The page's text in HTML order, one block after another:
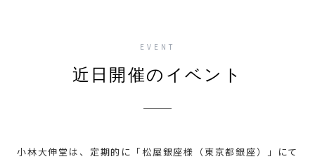
EVENT
近日開催のイベント
小林大伸堂は、定期的に「松屋銀座様（東京都銀座）」にて